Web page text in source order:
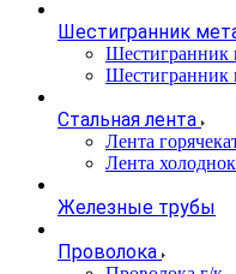
Шестигранник
Шестигранник
Шестигранник
Стальная лента
Лента
Лента
Железные трубы
Проволока